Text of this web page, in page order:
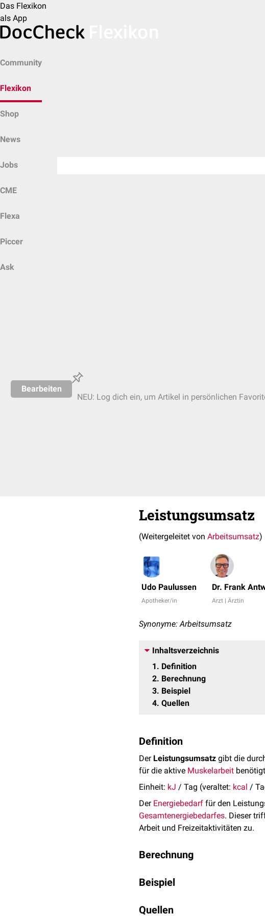
Das Flexikon
als App
Community
Flexikon
Shop
News
Jobs
CME
Flexa
Piccer
Ask
Bearbeiten
NEU: Log dich ein, um Artikel in persönlichen
Leistungsumsatz
(Weitergeleitet von Arbeitsumsatz)
Udo Paulussen
Apotheker/in
Dr. Frank
Arzt | Ärztin
Synonyme: Arbeitsumsatz
Inhaltsverzeichnis
1
Definition
2 Berechnung
3 Beispiel
4 Quellen
Definition
Der Leistungsumsatz gibt die
für die aktive Muskelarbeit
Einheit: kJ / Tag (veraltet: kcal /
Der Energiebedarf für den
Gesamtenergiebedarfes. Dieser
Arbeit und Freizeitaktivitäten zu.
Berechnung
das in Form des
Beispiel
Grundumsatz mit dem PAL-Wert
Quellen